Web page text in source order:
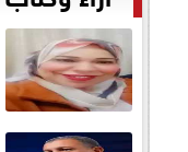
لتكريم...